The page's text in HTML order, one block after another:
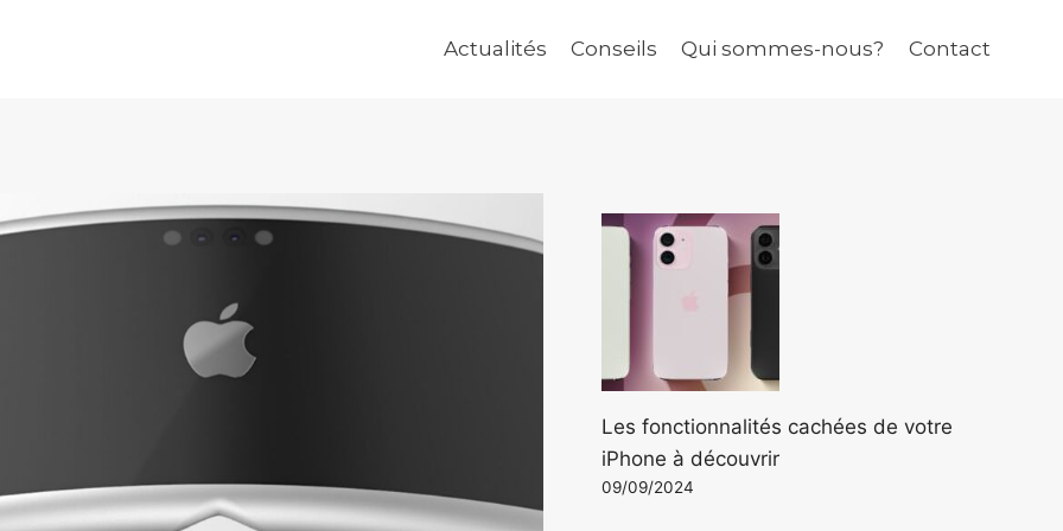
Actualités Conseils Qui sommes-nous? Contact
Les fonctionnalités cachées de votre
iPhone à découvrir
09/09/2024